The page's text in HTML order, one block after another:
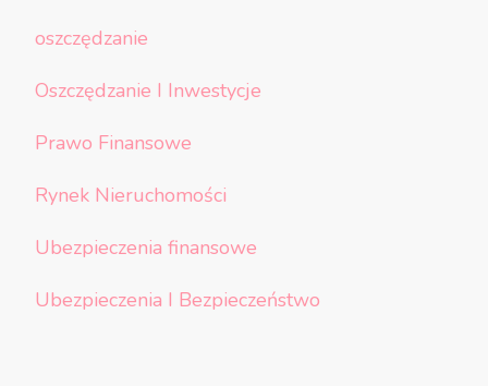
oszczędzanie
Oszczędzanie I Inwestycje
Prawo Finansowe
Rynek Nieruchomości
Ubezpieczenia finansowe
Ubezpieczenia I Bezpieczeństwo